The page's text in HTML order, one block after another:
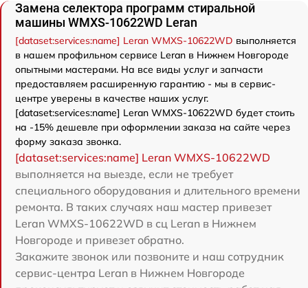
Замена селектора программ стиральной
машины WMXS-10622WD Leran
[dataset:services:name] Leran WMXS-10622WD выполняется
в нашем профильном сервисе Leran в Нижнем Новгороде
опытными мастерами. На все виды услуг и запчасти
предоставляем расширенную гарантию - мы в сервис-
центре уверены в качестве наших услуг.
[dataset:services:name] Leran WMXS-10622WD будет стоить
на -15% дешевле при оформлении заказа на сайте через
форму заказа звонка.
[dataset:services:name] Leran WMXS-10622WD
выполняется на выезде, если не требует
специального оборудования и длительного времени
ремонта. В таких случаях наш мастер привезет
Leran WMXS-10622WD в сц Leran в Нижнем
Новгороде и привезет обратно.
Закажите звонок или позвоните и наш сотрудник
сервис-центра Leran в Нижнем Новгороде